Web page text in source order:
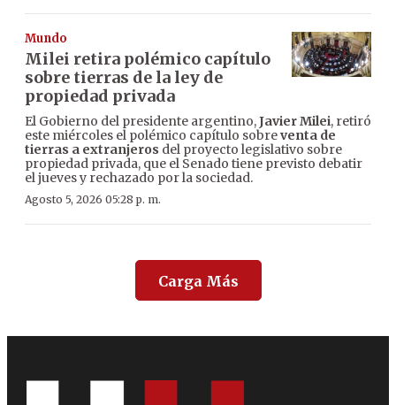
Mundo
Milei retira polémico capítulo
sobre tierras de la ley de
propiedad privada
El Gobierno del presidente argentino,Javier Milei, retiró
este miércoles el polémico capítulo sobreventa de
tierras a extranjeros del proyecto legislativo sobre
propiedad privada, que el Senado tiene previsto debatir
el jueves y rechazado por la sociedad.
Agosto 5, 2026 05:28 p. m.
Carga Más